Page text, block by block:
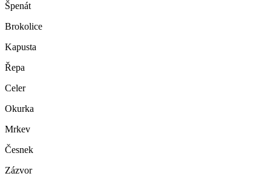
Špenát
Brokolice
Kapusta
Řepa
Celer
Okurka
Mrkev
Česnek
Zázvor